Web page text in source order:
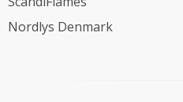
Nordlys Denmark